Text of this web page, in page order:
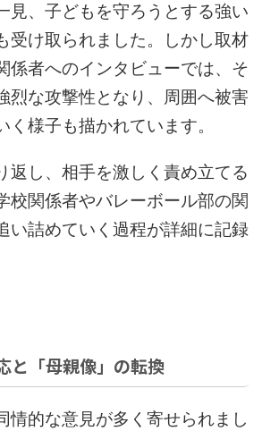
見、子どもを守ろうとする強い
受け取られました。しかし取材
係者へのインタビューでは、そ
烈な攻撃性となり、周囲へ被害
く様子も描かれています。
返し、相手を激しく責め立てる
校関係者やバレーボール部の関
い詰めていく過程が詳細に記録
と「母親像」の転換
情的な意見が多く寄せられまし